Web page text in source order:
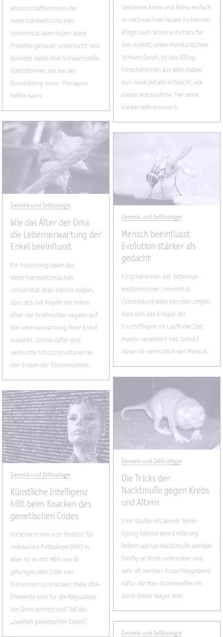
Wissenschaftler:innen der
Veterinärmedizinischen
Universität Wien haben diese
Proteine genauer untersucht und
konnten dabei eine Schwachstelle
identifizieren, die bei der
Entwicklung neuer Therapien
helfen kann.
Verlorene Arme und Beine einfach
so nachwachsen lassen zu können,
klingt nach Science-Fiction: für
den Axolotl, einen mexikanischen
Schwanzlurch, ist das Alltag.
Forscher:innen aus Wien haben
nun neue Details entdeckt, wie
dieses erstaunliche Tier seine
Körperteile erneuert.
Genetik und Zellbiologie
Wie das Alter der Oma
die Lebenserwartung der
Enkel beeinflusst
Ein Forschungsteam der
Veterinärmedizinischen
Universität Wien konnte zeigen,
dass sich bei Vögeln ein hohes
Alter der Großmütter negativ auf
die Lebenserwartung ihrer Enkel
auswirkt. Grund dafür sind
verkürzte Schutzstrukturen an
den Enden der Chromosomen.
Genetik und Zellbiologie
Mensch beeinflusst
Evolution stärker als
gedacht
Forscher:innen der Veterinär-
medizinischen Universität
(Vetmeduni) Wien konnten zeigen,
dass sich das Erbgut der
Fruchtfliegen im Laufe der Zeit
massiv verändert hat. Schuld
daran ist vermutlich der Mensch.
Genetik und Zellbiologie
Die Tricks der
Nacktmulle gegen Krebs
und Altern
Eine Studie mit Wiener Betei-
ligung könnte eine Erklärung
liefern, warum Nacktmulle weniger
häufig an Krebs erkranken und
sehr alt werden. Ausschlaggebend
dafür dürften Stammzellen im
Darm dieser Nager sein.
Genetik und Zellbiologie
Künstliche Intelligenz
hilft beim Knacken des
genetischen Codes
Forscher:innen vom Institut für
molekulare Pathologie (IMP) in
Wien ist es mit Hilfe von KI
gelungen, den Code von
Enhancern zu knacken. Diese DNA-
Elemente sind für die Regulation
der Gene wichtig und Teil des
„zweiten genetischen Codes“.
Genetik und Zellbiologie